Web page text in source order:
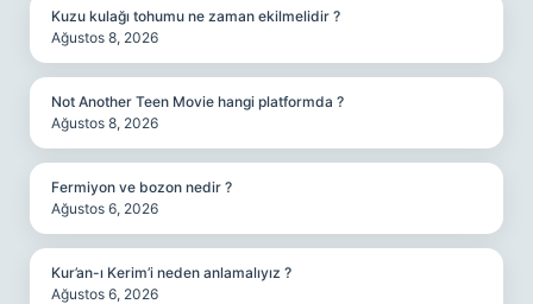
Kuzu kulağı tohumu ne zaman ekilmelidir ?
Ağustos 8, 2026
Not Another Teen Movie hangi platformda ?
Ağustos 8, 2026
Fermiyon ve bozon nedir ?
Ağustos 6, 2026
Kur’an-ı Kerim’i neden anlamalıyız ?
Ağustos 6, 2026